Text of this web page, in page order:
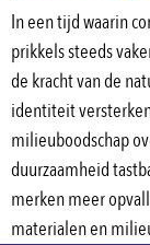
In een tijd waarin
prikkels steeds
de kracht van de
identiteit
milieuboodschap
duurzaamheid
merken meer
materialen en